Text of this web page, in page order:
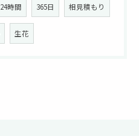
24時間 365日 相見積もり
生花